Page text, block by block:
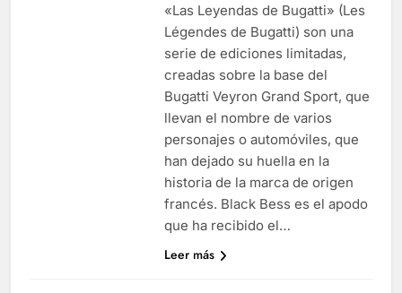
«Las Leyendas de Bugatti» (Les
Légendes de Bugatti) son una
serie de ediciones limitadas,
creadas sobre la base del
Bugatti Veyron Grand Sport, que
llevan el nombre de varios
personajes o automóviles, que
han dejado su huella en la
historia de la marca de origen
francés. Black Bess es el apodo
que ha recibido el…
Leer más